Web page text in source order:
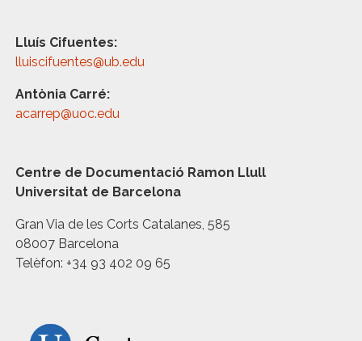
Lluís Cifuentes:
lluiscifuentes@ub.edu
Antònia Carré:
acarrep@uoc.edu
Centre de Documentació Ramon Llull
Universitat de Barcelona
Gran Via de les Corts Catalanes, 585
08007 Barcelona
Telèfon: +34 93 402 09 65